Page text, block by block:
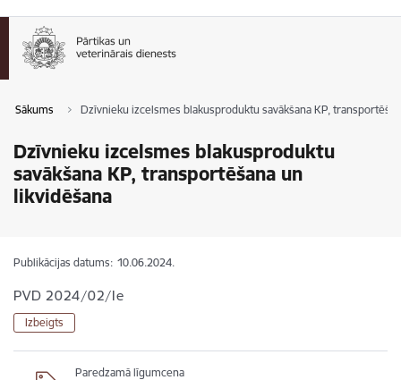
Sākums Dzīvnieku izcelsmes blakusproduktu savākšana KP,
Dzīvnieku izcelsmes blakusproduktu
savākšana KP, transportēšana un
likvidēšana
Publikācijas datums: 10.06.2024.
PVD 2024/02/Ie
Izbeigts
Paredzamā līgumcena